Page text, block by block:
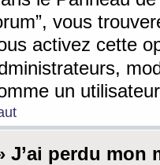
vous
activez cette
un
J’ai perdu mon